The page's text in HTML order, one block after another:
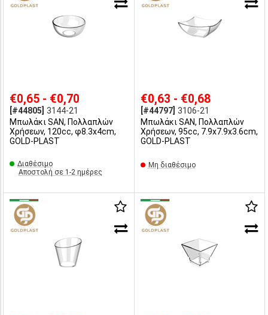
€0,65 - €0,70
[#44805] 3144-21
Μπωλάκι SAN, Πολλαπλών
Χρήσεων, 120cc, φ8.3x4cm,
GOLD-PLAST
Διαθέσιμο
Αποστολή σε 1-2 ημέρες
€0,63 - €0,68
[#44797] 3106-21
Μπωλάκι SAN, Πολλαπλών
Χρήσεων, 95cc, 7.9x7.9x3.6cm,
GOLD-PLAST
Μη διαθέσιμο